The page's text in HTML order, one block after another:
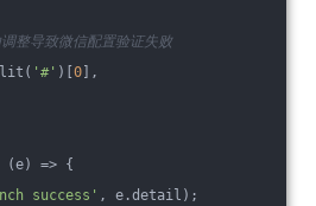
整导致微信配置验证失败
'#' )[0],
(e) => {
success' , e.detail);